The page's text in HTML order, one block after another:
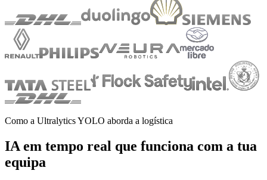
Como a Ultralytics YOLO aborda a logística
IA em tempo real que funciona com a tua
equipa